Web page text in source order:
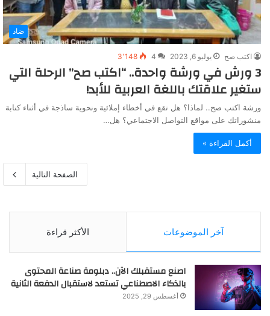
ضاد
اكتب صح يوليو 6, 2023 4 3٬148
3 ورش في ورشة واحدة.. “اكتب صح” الرحلة التي
ستغير علاقتك باللغة العربية للأبد!
ورشة اكتب صح.. لماذا؟ هل تقع في أخطاء إملائية ونحوية ساذجة في أثناء كتابة
منشوراتك على مواقع التواصل الاجتماعي؟ هل…
أكمل القراءة »
الصفحة التالية
آخر الموضوعات الأكثر قراءة
اصنع مستقبلك الآن.. دبلومة صناعة المحتوى
بالذكاء الاصطناعي تستعد لاستقبال الدفعة الثانية
أغسطس 29, 2025